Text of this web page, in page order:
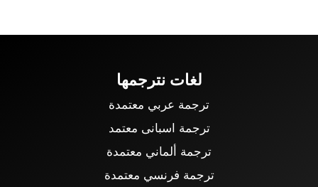
لغات نترجمها
ترجمة عربي معتمدة
ترجمة اسبانى معتمد
ترجمة ألماني معتمدة
ترجمة فرنسي معتمدة